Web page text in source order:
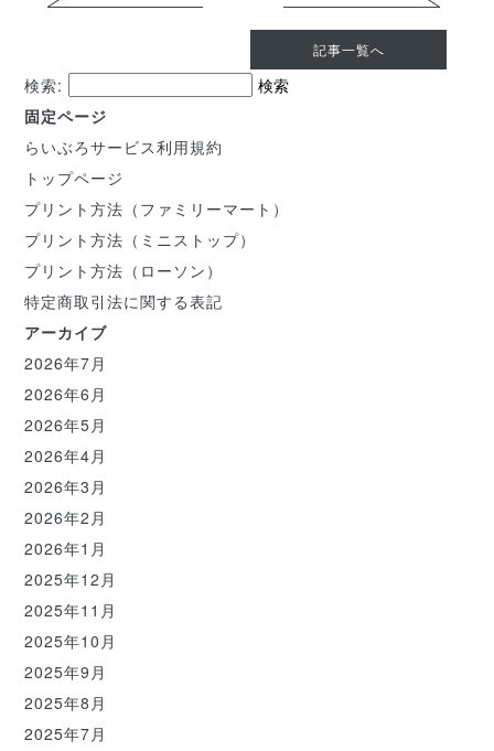
記事一覧へ
検索:
固定ページ
らいぶろサービス利用規約
トップページ
プリント方法（ファミリーマート）
プリント方法（ミニストップ）
プリント方法（ローソン）
特定商取引法に関する表記
アーカイブ
2026年7月
2026年6月
2026年5月
2026年4月
2026年3月
2026年2月
2026年1月
2025年12月
2025年11月
2025年10月
2025年9月
2025年8月
2025年7月